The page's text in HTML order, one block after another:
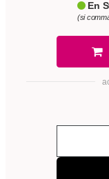
En
(si